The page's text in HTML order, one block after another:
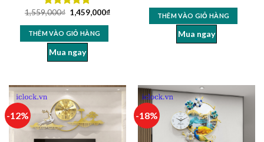
Được xếp
hạng5.00
5 sao
1,559,000₫ 1,459,000₫
THÊM VÀO GIỎ HÀNG
Mua ngay
THÊM VÀO GIỎ HÀNG
Mua ngay
-12% -18%